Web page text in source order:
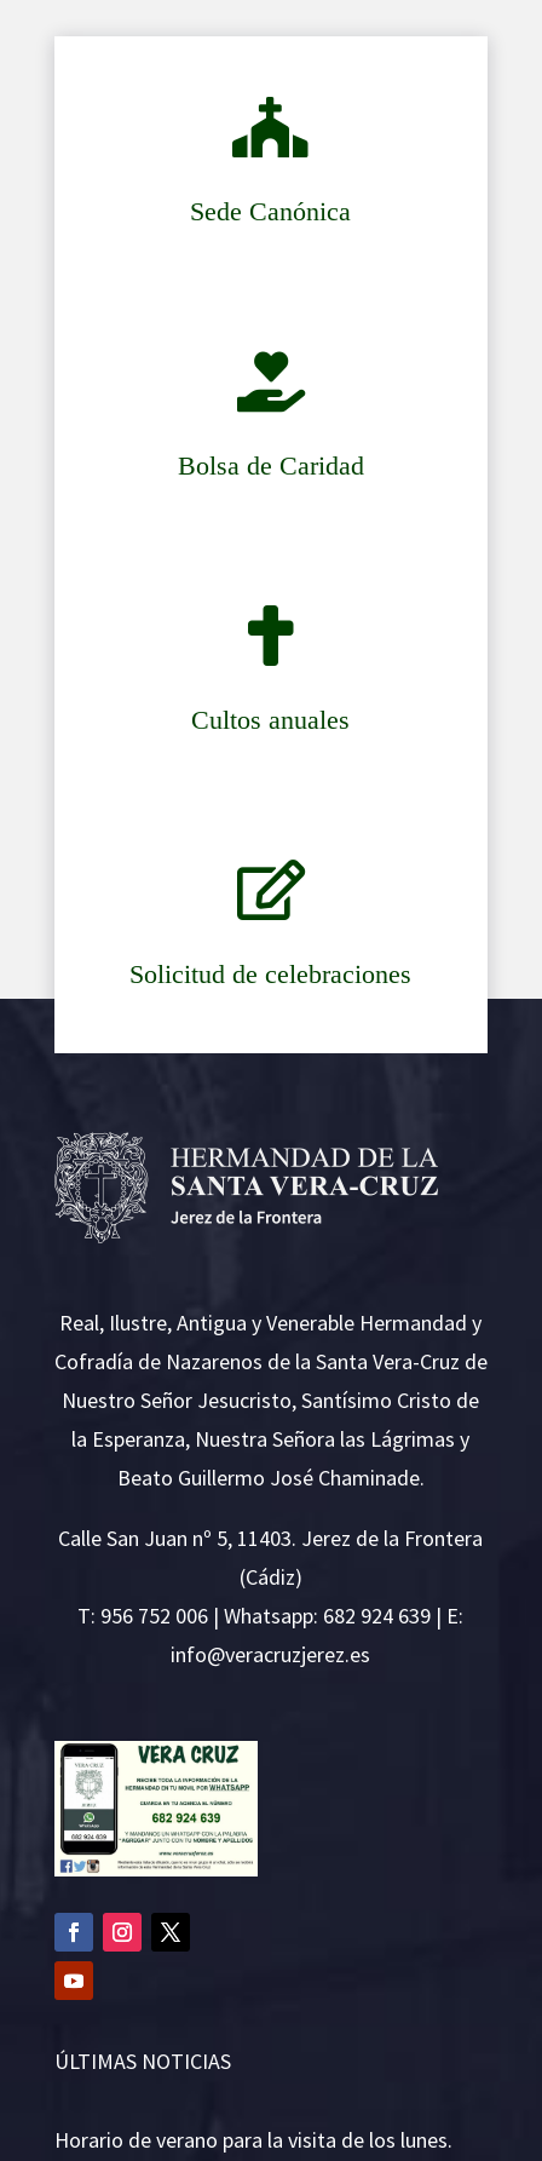

Sede Canónica

Bolsa de Caridad

Cultos anuales

Solicitud de celebraciones
Real, Ilustre, Antigua y Venerable Hermandad y
Cofradía de Nazarenos de la Santa Vera-Cruz de
Nuestro Señor Jesucristo, Santísimo Cristo de
la Esperanza, Nuestra Señora las Lágrimas y
Beato Guillermo José Chaminade.
Calle San Juan nº 5, 11403. Jerez de la Frontera
(Cádiz)
T: 956 752 006 | Whatsapp: 682 924 639 | E:
se.ze
rejzu
rcare
v@ofn
i
ÚLTIMAS NOTICIAS
Horario de verano para la visita de los lunes.